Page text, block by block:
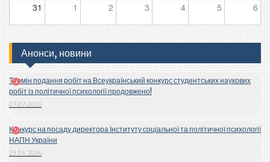
31 1 2 3 4 5 6
Анонси, новини
Термін подання робіт на Всеукраїнський конкурс студентських наукових
робіт із політичної психології продовжено!
07.07.2026
Конкурс на посаду директора Інституту соціальної та політичної психології
НАПН України
23.06.2026